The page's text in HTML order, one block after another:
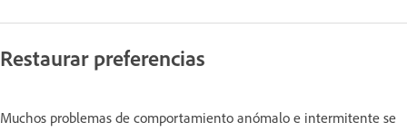
Restaurar preferencias
Muchos problemas de comportamiento anómalo e intermitente se